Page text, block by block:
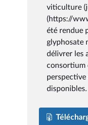
viticulture
(https://
été rendue
glyphosate
délivrer les
consortium
disponibles.